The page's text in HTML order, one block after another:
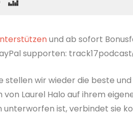
und ab sofort
supporten:
stellen wir wieder die beste
Laurel Halo auf ihrem
unterworfen ist, verbindet sie